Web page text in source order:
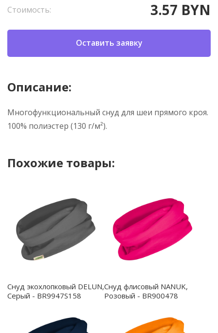
Стоимость: 3.57 BYN
Оставить заявку
Описание:
Многофункциональный снуд для шеи прямого кроя.
100% полиэстер (130 г/м²).
Похожие товары:
Снуд экохлопковый DELUN,
Серый - BR9947S158
Снуд флисовый NANUK,
Розовый - BR900478